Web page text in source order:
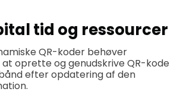
tid og ressourcer
QR-koder behøver
oprette og genudskrive QR-kode
efter opdatering af den